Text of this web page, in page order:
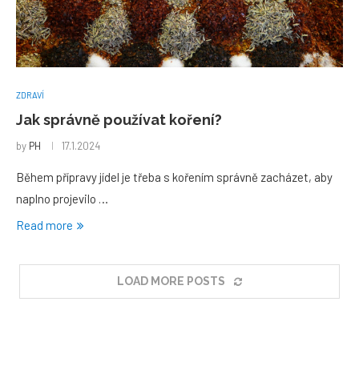
ZDRAVÍ
Jak správně používat koření?
by PH 17.1.2024
Během přípravy jídel je třeba s kořením správně zacházet, aby
naplno projevilo …
Read more
LOAD MORE POSTS